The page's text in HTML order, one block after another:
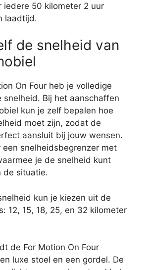
iedere 50 kilometer 2 uur
laadtijd.
de snelheid van
On Four heb je volledige
snelheid. Bij het aanschaffen
kun je zelf bepalen hoe
moet zijn, zodat de
aansluit bij jouw wensen.
een snelheidsbegrenzer met
je de snelheid kunt
de situatie.
kun je kiezen uit de
12, 15, 18, 25, en 32 kilometer
de For Motion On Four
luxe stoel en een gordel. De